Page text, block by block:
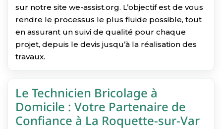
sur notre site we-assist.org. L’objectif est de vous
rendre le processus le plus fluide possible, tout
en assurant un suivi de qualité pour chaque
projet, depuis le devis jusqu’à la réalisation des
travaux.
Le Technicien Bricolage à
Domicile : Votre Partenaire de
Confiance à La Roquette-sur-Var